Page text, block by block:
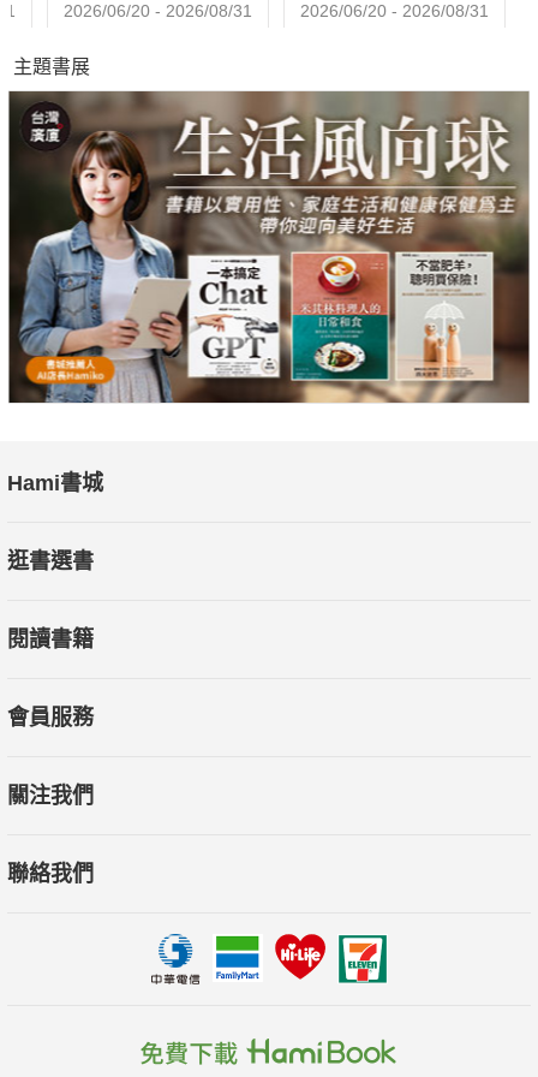
2026/06/20 - 2026/08/31 2026/06/20 - 2026/08/31
主題書展
Hami書城
逛書選書
閱讀書籍
會員服務
關注我們
聯絡我們